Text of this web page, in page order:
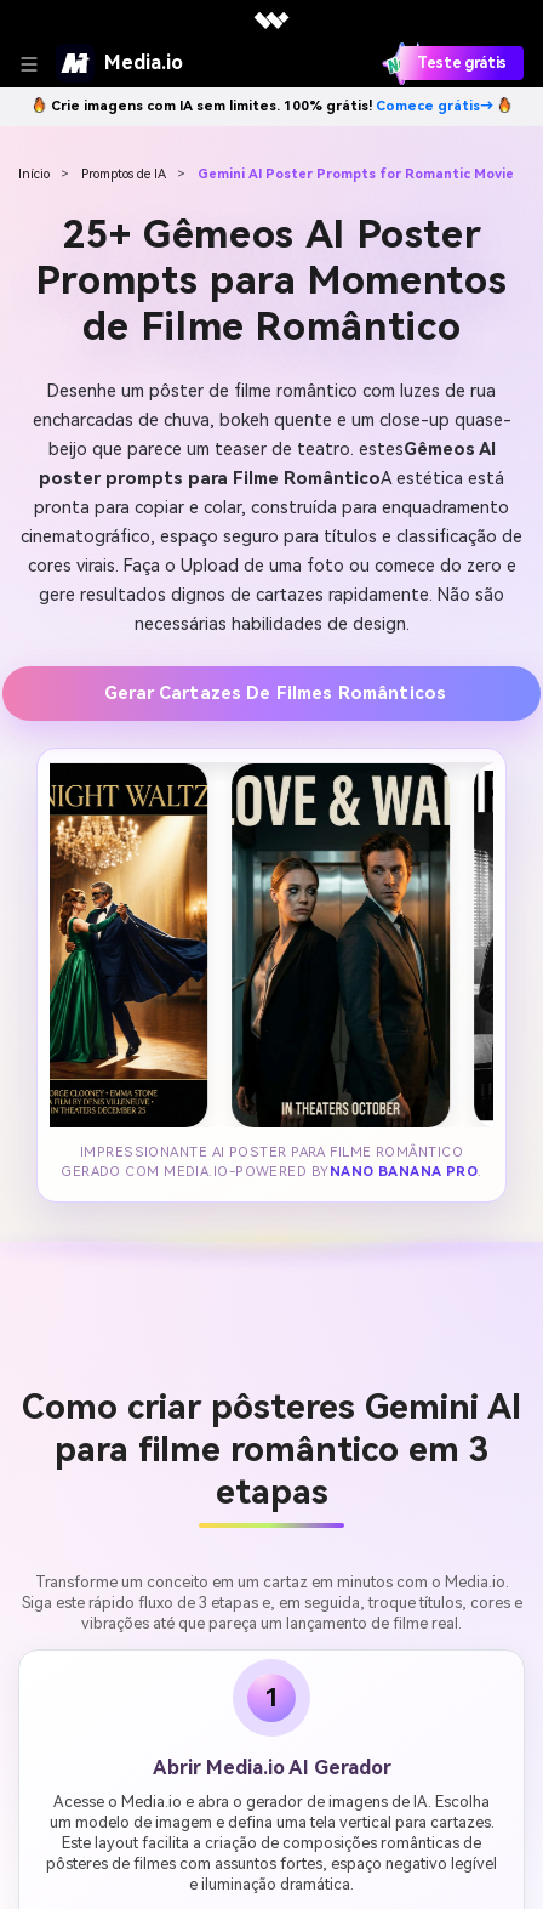
Media.io Teste grátis
Crie imagens com IA sem limites. 100% grátis! Comece grátis→
Início > Promptos de IA > Gemini AI Poster Prompts for Romantic Movie
25+ Gêmeos AI Poster
Prompts para Momentos
de Filme Romântico
Desenhe um pôster de filme romântico com luzes de rua
encharcadas de chuva, bokeh quente e um close-up quase-
beijo que parece um teaser de teatro. estesGêmeos AI
poster prompts para Filme RomânticoA estética está
pronta para copiar e colar, construída para enquadramento
cinematográfico, espaço seguro para títulos e classificação de
cores virais. Faça o Upload de uma foto ou comece do zero e
gere resultados dignos de cartazes rapidamente. Não são
necessárias habilidades de design.
Gerar Cartazes De Filmes Românticos
IMPRESSIONANTE AI POSTER PARA FILME ROMÂNTICO
GERADO COM MEDIA.IO-POWERED BY NANO BANANA PRO.
Como criar pôsteres Gemini AI
para filme romântico em 3
etapas
Transforme um conceito em um cartaz em minutos com o Media.io.
Siga este rápido fluxo de 3 etapas e, em seguida, troque títulos, cores e
vibrações até que pareça um lançamento de filme real.
1
Abrir Media.io AI Gerador
Acesse o Media.io e abra o gerador de imagens de IA. Escolha
um modelo de imagem e defina uma tela vertical para cartazes.
Este layout facilita a criação de composições românticas de
pôsteres de filmes com assuntos fortes, espaço negativo legível
e iluminação dramática.